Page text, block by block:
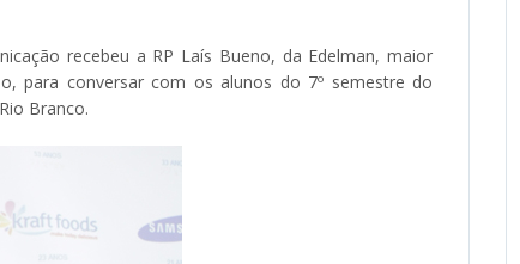
recebeu a RP Laís Bueno, da Edelman, maior
para conversar com os alunos do 7º semestre do
Branco.